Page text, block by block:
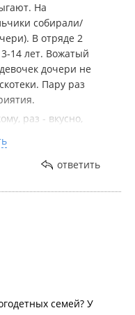
На
собирали/
В отряде 2
14 лет. Вожатый
дочери не
Пару раз
раз - вкусно,
18 кроватей,
На мой взгляд -
в мастерской
напомнить
хотя уже третий
сигареты
2 девочки курят:(
одну смену
(некоторые из них,
ответить
семей? У